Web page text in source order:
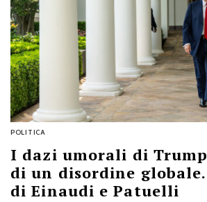
POLITICA
I dazi umorali di
di un disordine
di Einaudi e Patuelli